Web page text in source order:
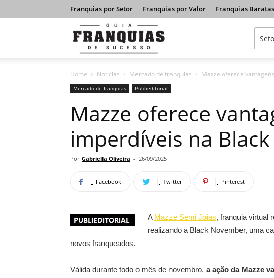
Franquias por Setor Franquias por Valor Franquias Baratas
Franquias
de
Sucesso
Home Notícias Mercado de franquias Mazze oferece
Mercado de franquias Publieditorial
Mazze oferece
imperdíveis na
Por Gabriella Oliveira - 26/09/2025
Facebook Twitter Pinterest
A Mazze Semi Joias, franquia virtual
realizando a Black November, uma
novos franqueados.
Válida durante todo o mês de novembro, a ação da Mazze